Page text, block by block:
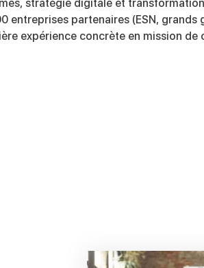
stratégie digitale et
entreprises partenaires (ESN,
expérience concrète en mission de